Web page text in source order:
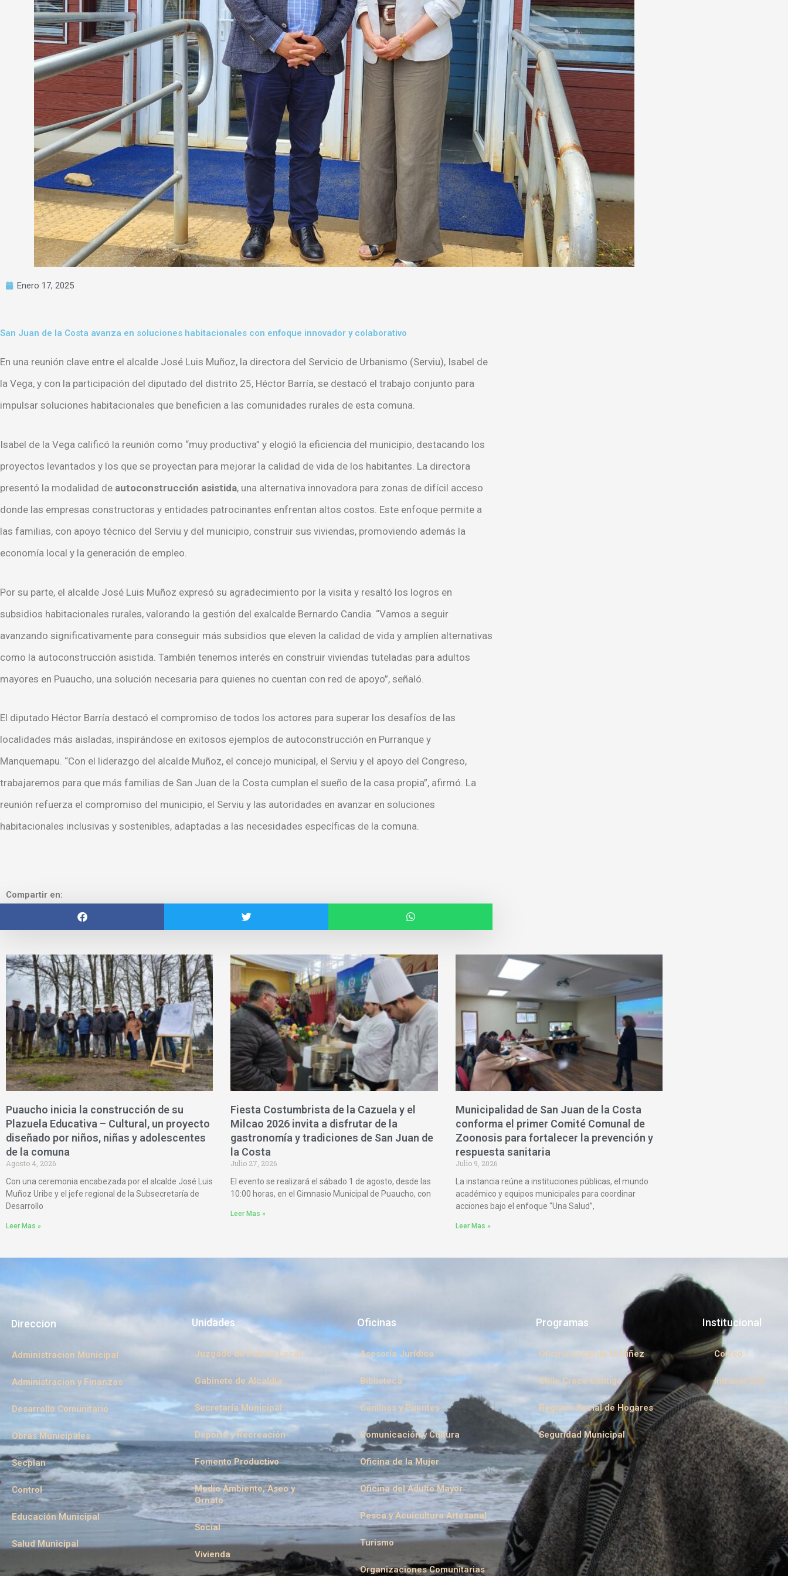
Enero 17, 2025
San Juan de la Costa avanza en soluciones habitacionales con enfoque innovador y colaborativo
En una reunión clave entre el alcalde José Luis Muñoz, la directora del Servicio de Urbanismo (Serviu), Isabel de
la Vega, y con la participación del diputado del distrito 25, Héctor Barría, se destacó el trabajo conjunto para
impulsar soluciones habitacionales que beneficien a las comunidades rurales de esta comuna.
Isabel de la Vega calificó la reunión como “muy productiva” y elogió la eficiencia del municipio, destacando los
proyectos levantados y los que se proyectan para mejorar la calidad de vida de los habitantes. La directora
presentó la modalidad de autoconstrucción asistida, una alternativa innovadora para zonas de difícil acceso
donde las empresas constructoras y entidades patrocinantes enfrentan altos costos. Este enfoque permite a
las familias, con apoyo técnico del Serviu y del municipio, construir sus viviendas, promoviendo además la
economía local y la generación de empleo.
Por su parte, el alcalde José Luis Muñoz expresó su agradecimiento por la visita y resaltó los logros en
subsidios habitacionales rurales, valorando la gestión del exalcalde Bernardo Candia. “Vamos a seguir
avanzando significativamente para conseguir más subsidios que eleven la calidad de vida y amplíen alternativas
como la autoconstrucción asistida. También tenemos interés en construir viviendas tuteladas para adultos
mayores en Puaucho, una solución necesaria para quienes no cuentan con red de apoyo”, señaló.
El diputado Héctor Barría destacó el compromiso de todos los actores para superar los desafíos de las
localidades más aisladas, inspirándose en exitosos ejemplos de autoconstrucción en Purranque y
Manquemapu. “Con el liderazgo del alcalde Muñoz, el concejo municipal, el Serviu y el apoyo del Congreso,
trabajaremos para que más familias de San Juan de la Costa cumplan el sueño de la casa propia”, afirmó. La
reunión refuerza el compromiso del municipio, el Serviu y las autoridades en avanzar en soluciones
habitacionales inclusivas y sostenibles, adaptadas a las necesidades específicas de la comuna.
Compartir en:
Puaucho inicia la construcción de su
Plazuela Educativa – Cultural, un proyecto
diseñado por niños, niñas y adolescentes
de la comuna
Agosto 4, 2026
Con una ceremonia encabezada por el alcalde José Luis
Muñoz Uribe y el jefe regional de la Subsecretaría de
Desarrollo
Leer Mas »
Fiesta Costumbrista de la Cazuela y el
Milcao 2026 invita a disfrutar de la
gastronomía y tradiciones de San Juan de
la Costa
Julio 27, 2026
El evento se realizará el sábado 1 de agosto, desde las
10:00 horas, en el Gimnasio Municipal de Puaucho, con
Leer Mas »
Municipalidad de San Juan de la Costa
conforma el primer Comité Comunal de
Zoonosis para fortalecer la prevención y
respuesta sanitaria
Julio 9, 2026
La instancia reúne a instituciones públicas, el mundo
académico y equipos municipales para coordinar
acciones bajo el enfoque “Una Salud”,
Leer Mas »
Direccion
Administracion Municipal
Administracion y Finanzas
Desarrollo Comunitario
Obras Municipales
Secplan
Control
Educación Municipal
Salud Municipal
Unidades
Juzgado de Policía Local
Gabinete de Alcaldía
Secretaría Municipal
Deporte y Recreación
Fomento Productivo
Medio Ambiente, Aseo y
Ornato
Social
Vivienda
Oficinas
Asesoría Jurídica
Biblioteca
Caminos y Puentes
Comunicación y Cultura
Oficina de la Mujer
Oficina del Adulto Mayor
Pesca y Acuicultura Artesanal
Turismo
Organizaciones Comunitarias
Programas
Oficina Local de la Niñez
Chile Crece Contigo
Registro Social de Hogares
Seguridad Municipal
Institucional
Correo
Intranet SJC